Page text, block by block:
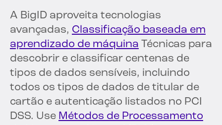
A BigID aproveita tecnologias
avançadas, Classificação baseada em
aprendizado de máquina Técnicas para
descobrir e classificar centenas de
tipos de dados sensíveis, incluindo
todos os tipos de dados de titular de
cartão e autenticação listados no PCI
DSS. Use Métodos de Processamento